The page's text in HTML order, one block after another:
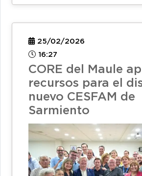
25/02/2026
16:27
CORE del Maule
recursos para el
nuevo CESFAM de
Sarmiento